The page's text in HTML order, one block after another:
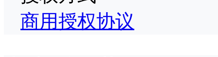
商用授权协议